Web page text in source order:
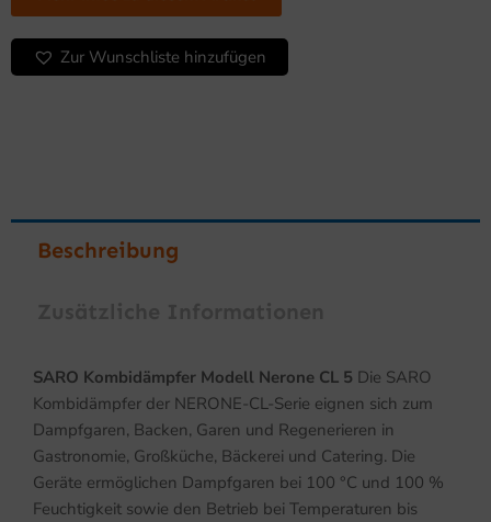
Menge
Zur Wunschliste hinzufügen
Beschreibung
SARO Kombidämpfer Modell Nerone CL 5 Die SARO
Kombidämpfer der NERONE-CL-Serie eignen sich zum
Dampfgaren, Backen, Garen und Regenerieren in
Gastronomie, Großküche, Bäckerei und Catering. Die
Geräte ermöglichen Dampfgaren bei 100 °C und 100 %
Feuchtigkeit sowie den Betrieb bei Temperaturen bis